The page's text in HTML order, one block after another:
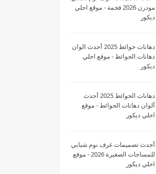
مودرن 2026 فخمة - موقع احلي
ديكور
دهانات حوائط 2025 أحدث الوان
دهانات الحوائط - موقع احلي
ديكور
دهانات الحوائط 2025 أحدث
ألوان دهانات الحوائط - موقع
احلي ديكور
أحدث تصميمات غرف نوم شبابي
للمساحات الصغيرة 2026 - موقع
احلي ديكور